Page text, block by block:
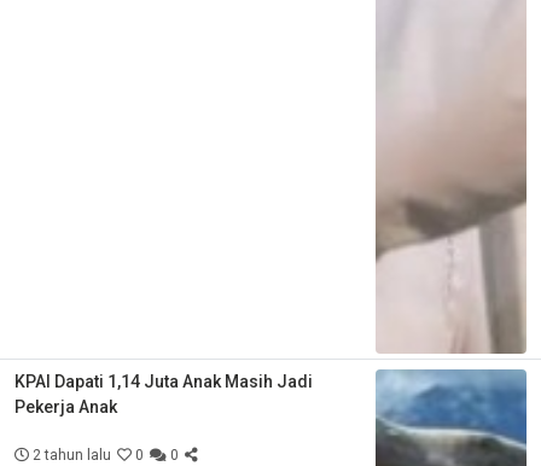
KPAI Dapati 1,14 Juta Anak Masih Jadi
Pekerja Anak
2 tahun lalu 0 0